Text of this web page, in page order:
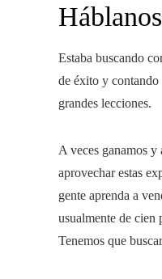
Estaba buscando
de éxito y contando
grandes lecciones.
A veces ganamos
aprovechar estas
gente aprenda a
usualmente de
Tenemos que